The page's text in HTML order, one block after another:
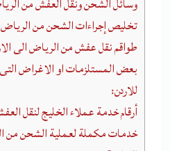
تخليص إجراءات الشحن من الرياض
طواقم نقل عفش من الرياض الى
بعض المستلزمات او الاغراض
للاردن:
أرقام خدمة عملاء الخليج لنقل
خدمات مكملة لعملية الشحن من